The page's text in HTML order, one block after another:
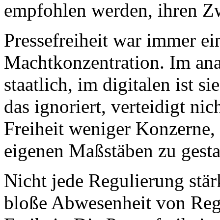
empfohlen werden, ihren
Pressefreiheit war immer
Machtkonzentration. Im
staatlich, im digitalen ist
das ignoriert, verteidigt
Freiheit weniger
eigenen Maßstäben zu
Nicht jede Regulierung
bloße Abwesenheit von